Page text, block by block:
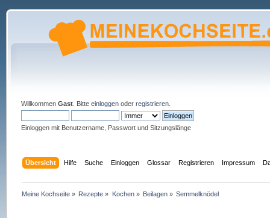
Willkommen Gast. Bitte einloggenoder registrieren.
Einloggen mit Benutzername, Passwort und Sitzungslänge
Übersicht Hilfe Suche Einloggen Glossar Registrieren Impressum
Meine Kochseite » Rezepte » Kochen» Beilagen » Semmelknödel